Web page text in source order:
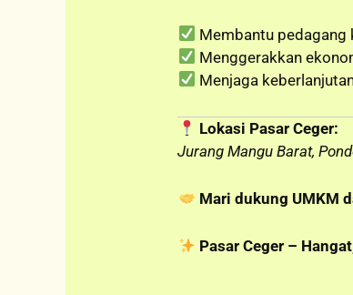
Membantu pedagang
Menggerakkan
Menjaga
Lokasi Pasar Ceger:
Jurang Mangu Barat,
Mari dukung UMKM
Pasar Ceger –